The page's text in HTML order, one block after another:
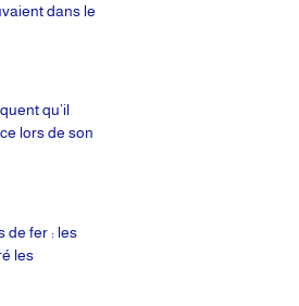
dans le
qu’il
lors de son
de fer : les
les